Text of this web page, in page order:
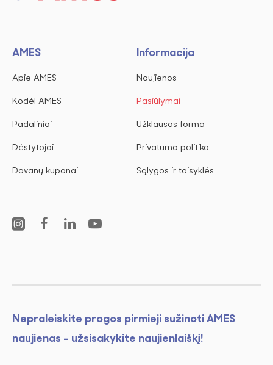
AMES
Apie AMES
Kodėl AMES
Padaliniai
Dėstytojai
Dovanų kuponai
Informacija
Naujienos
Pasiūlymai
Užklausos forma
Privatumo politika
Sąlygos ir taisyklės
Nepraleiskite progos pirmieji sužinoti AMES
naujienas - užsisakykite naujienlaiškį!